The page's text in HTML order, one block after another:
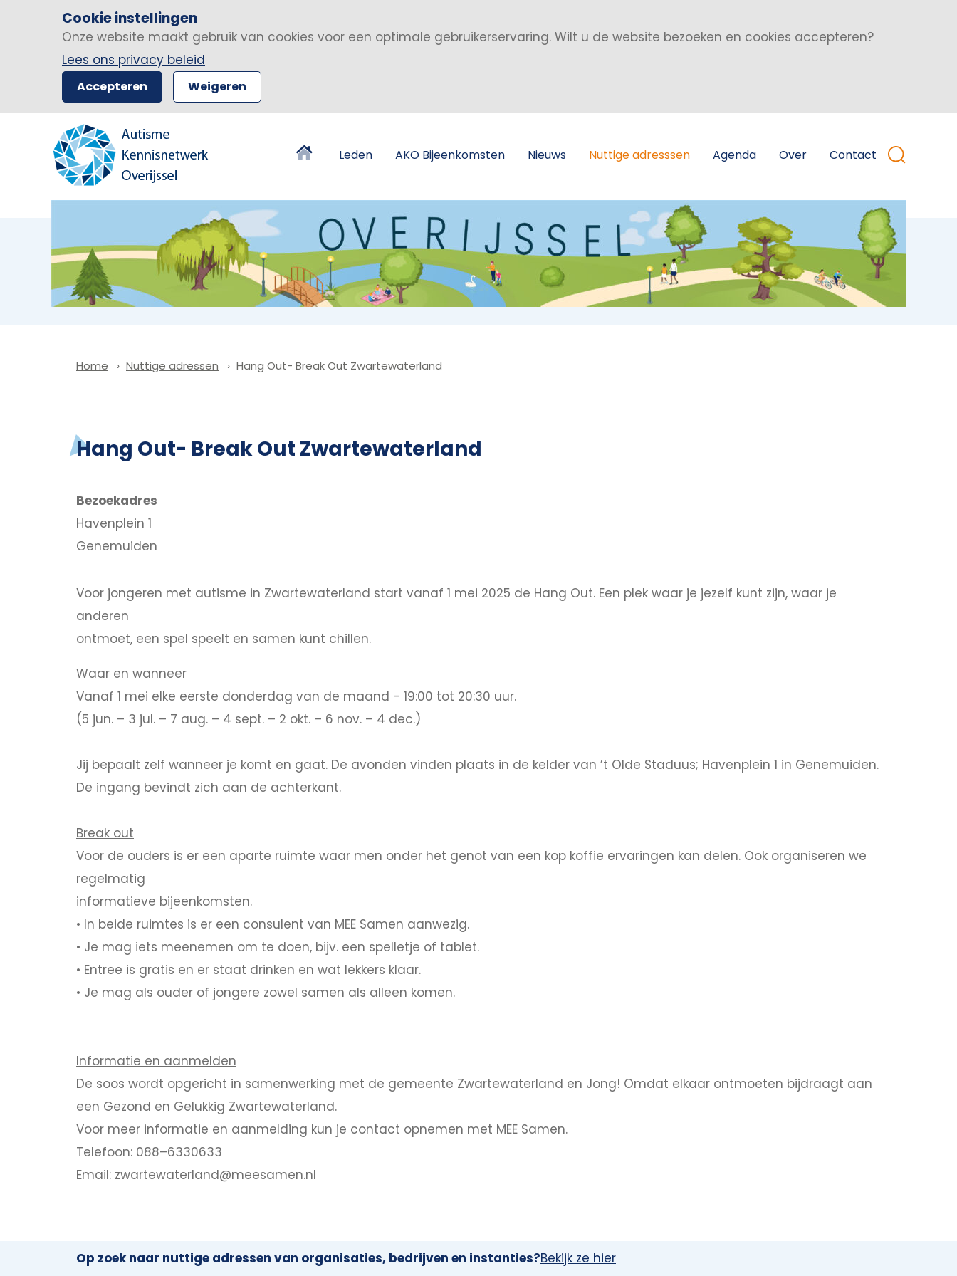
Cookie instellingen
Onze website maakt gebruik van cookies voor een optimale gebruikerservaring. Wilt u de website bezoeken en cookies accepteren?
Lees ons privacy beleid
Accepteren Weigeren
Leden AKO Bijeenkomsten Nieuws Nuttige adresssen Agenda Over Contact
Home Nuttige adressen Hang Out- Break Out Zwartewaterland
Hang Out- Break Out Zwartewaterland
Bezoekadres
Havenplein 1
Genemuiden
Voor jongeren met autisme in Zwartewaterland start vanaf 1 mei 2025 de Hang Out. Een plek waar je jezelf kunt zijn, waar je
anderen
ontmoet, een spel speelt en samen kunt chillen.
Waar en wanneer
Vanaf 1 mei elke eerste donderdag van de maand - 19:00 tot 20:30 uur.
(5 jun. – 3 jul. – 7 aug. – 4 sept. – 2 okt. – 6 nov. – 4 dec.)
Jij bepaalt zelf wanneer je komt en gaat. De avonden vinden plaats in de kelder van ’t Olde Staduus; Havenplein 1 in Genemuiden.
De ingang bevindt zich aan de achterkant.
Break out
Voor de ouders is er een aparte ruimte waar men onder het genot van een kop koffie ervaringen kan delen. Ook organiseren we
regelmatig
informatieve bijeenkomsten.
• In beide ruimtes is er een consulent van MEE Samen aanwezig.
• Je mag iets meenemen om te doen, bijv. een spelletje of tablet.
• Entree is gratis en er staat drinken en wat lekkers klaar.
• Je mag als ouder of jongere zowel samen als alleen komen.
Informatie en aanmelden
De soos wordt opgericht in samenwerking met de gemeente Zwartewaterland en Jong! Omdat elkaar ontmoeten bijdraagt aan
een Gezond en Gelukkig Zwartewaterland.
Voor meer informatie en aanmelding kun je contact opnemen met MEE Samen.
Telefoon: 088–6330633
Email: zwartewaterland@meesamen.nl
Op zoek naar nuttige adressen van organisaties, bedrijven en instanties?Bekijk ze hier